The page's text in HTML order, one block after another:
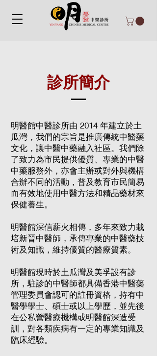
診所簡介
明醫館中醫診所由 2014 年建立於土
瓜灣，我們的宗旨是推廣傳統中醫藥
文化，讓中醫中藥融入社區。我們除
了致力為市民提供優質、專業的中醫
中藥服務外，亦會主辦或對外與機構
合辦不同的活動，普及教育市民簡易
而有效地使用中醫方法和精品藥材來
保健養生。
明醫館深信薪火相傳，多年來致力栽
培新晉中醫師，承傳專業的中醫藥技
術及知識，維持優質的醫療質素。
明醫館現時於土瓜灣及美孚設有診
所，駐診的中醫師都具備香港中醫藥
管理委員會認可的註冊資格，持有中
醫學學士、碩士或以上學歷，並先後
在公私營醫療機構或明醫館深造受
訓，對各類疾病有一定的專業知識及
臨床經驗。